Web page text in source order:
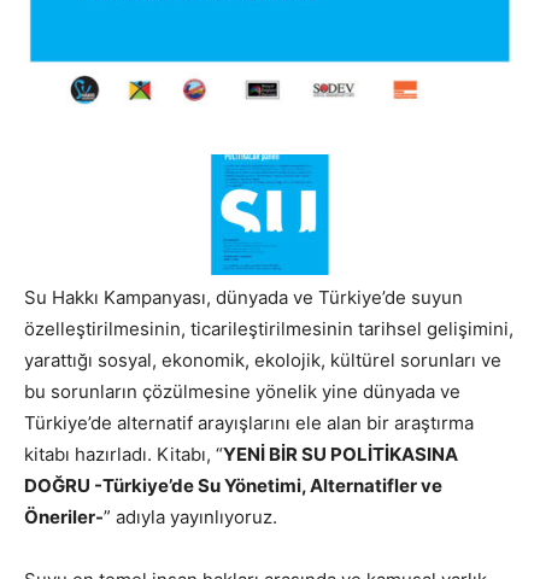
Su Hakkı Kampanyası, dünyada ve Türkiye’de suyun
özelleştirilmesinin, ticarileştirilmesinin tarihsel gelişimini,
yarattığı sosyal, ekonomik, ekolojik, kültürel sorunları ve
bu sorunların çözülmesine yönelik yine dünyada ve
Türkiye’de alternatif arayışlarını ele alan bir araştırma
kitabı hazırladı. Kitabı, “YENİ BİR SU POLİTİKASINA
DOĞRU -Türkiye’de Su Yönetimi, Alternatifler ve
Öneriler-” adıyla yayınlıyoruz.